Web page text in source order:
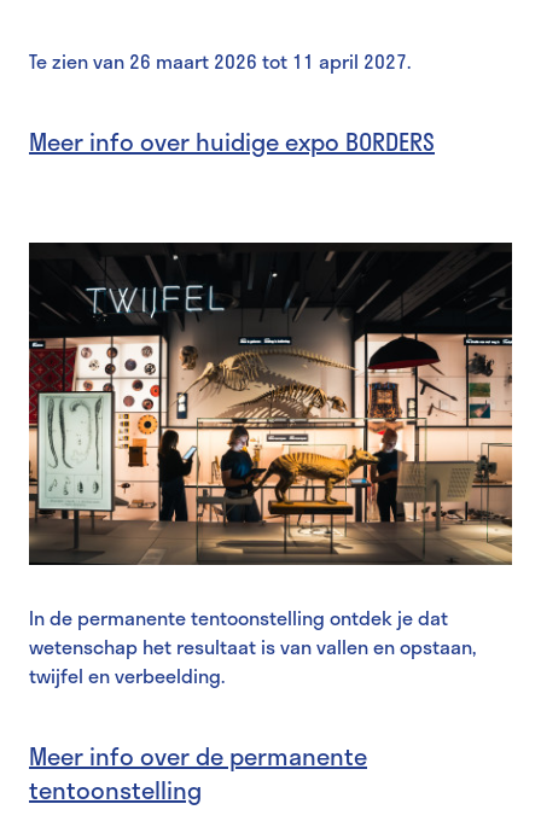
Te zien van 26 maart 2026 tot 11 april 2027.
Meer info over huidige expo BORDERS
In de permanente tentoonstelling ontdek je dat
wetenschap het resultaat is van vallen en opstaan,
twijfel en verbeelding.
Meer info over de permanente
tentoonstelling